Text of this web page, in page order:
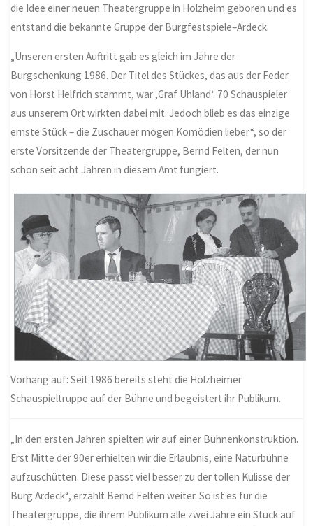
die Idee einer neuen Theatergruppe in Holzheim geboren und es
entstand die bekannte Gruppe der Burgfestspiele–Ardeck.
„Unseren ersten Auftritt gab es gleich im Jahre der
Burgschenkung 1986. Der Titel des Stückes, das aus der Feder
von Horst Helfrich stammt, war ,Graf Uhland‘. 70 Schauspieler
aus unserem Ort wirkten dabei mit. Jedoch blieb es das einzige
ernste Stück – die Zuschauer mögen Komödien lieber“, so der
erste Vorsitzende der Theatergruppe, Bernd Felten, der nun
schon seit acht Jahren in diesem Amt fungiert.
Vorhang auf: Seit 1986 bereits steht die Holzheimer
Schauspieltruppe auf der Bühne und begeistert ihr Publikum.
„In den ersten Jahren spielten wir auf einer Bühnenkonstruktion.
Erst Mitte der 90er erhielten wir die Erlaubnis, eine Naturbühne
aufzuschütten. Diese passt viel besser zu der tollen Kulisse der
Burg Ardeck“, erzählt Bernd Felten weiter. So ist es für die
Theatergruppe, die ihrem Publikum alle zwei Jahre ein Stück auf